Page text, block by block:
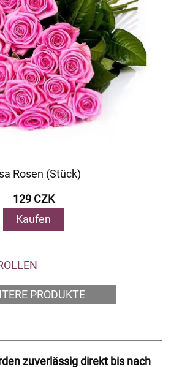
Rosen (Stück)
129 CZK
Kaufen
PRODUKTE
zuverlässig direkt bis nach